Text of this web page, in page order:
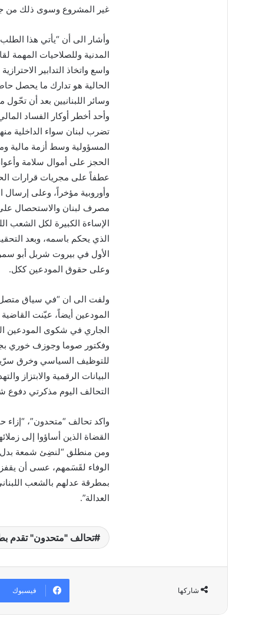
غير المشروع وسوى ذلك من
المدنية وللصلاحيات المهمة
واسع واتخاذ التدابير
الحالية هو تدارك ما يحصل
وسائر اللبنانيين بعد أن
وأحد أخطر أوكار الفساد
تضرب لبنان سواء الداخلية
المسؤولية وسط أزمة مالية
الحجز على أموال سلامة
عطفاً على مجريات قرارات
وأوروبية مؤخراً، وعلى إرسال
مصرف لبنان والاستحصال على
الإساءة الكبيرة لكل الشعب
الذي يحكم باسمه، وبعد
الأول في بيروت شربل أبو
وعلى حقوق المودعين ككل.
ولفت الى ان “في سياق
الجاري في شكوى المودعين
وفكتور صوما وجوزف خوري
للتوظيف السياسي وخرق
التحالف اليوم مذكرتي دفوع
واكد تحالف “متحدون”، “إزاء
القضاة الذين أساؤوا إلى
ومن منطلق “لنضِئ شمعة بدل
الوفاء لقَسَمهم، عسى أن
بمطرقة عدلهم بالشعب
العدالة”.
تحالف "متحدون" تقدم
شاركها فيسبوك